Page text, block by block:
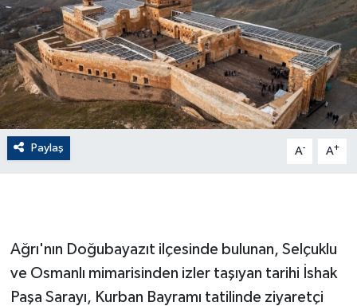
Paylaş A- A+
Ağrı'nın Doğubayazıt ilçesinde bulunan, Selçuklu
ve Osmanlı mimarisinden izler taşıyan tarihi İshak
Paşa Sarayı, Kurban Bayramı tatilinde ziyaretçi
EĞİTİM
EKONOMİ
English News
Finans
GENEL
GÜNDEM